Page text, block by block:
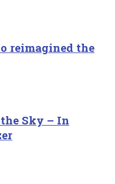
reimagined the
Sky – In